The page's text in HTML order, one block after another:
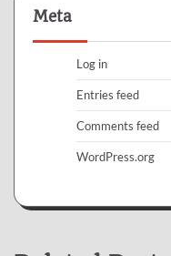
Meta
Log in
Entries feed
Comments feed
WordPress.org